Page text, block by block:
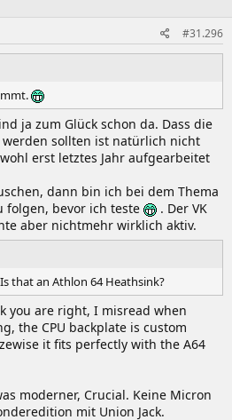
#31.296
ja zum Glück schon da. Dass die
werden sollten ist natürlich nicht
erst letztes Jahr aufgearbeitet
dann bin ich bei dem Thema
folgen, bevor ich teste
. Der VK
aber nichtmehr wirklich aktiv.
that an Athlon 64 Heathsink?
you are right, I misread when
the CPU backplate is custom
it fits perfectly with the A64
moderner, Crucial. Keine Micron
mit Union Jack.